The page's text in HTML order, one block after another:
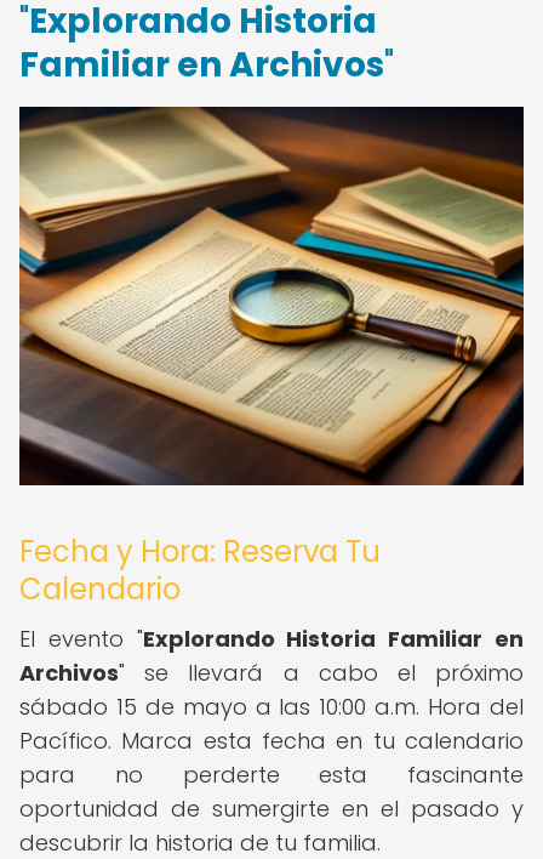
"Explorando Historia
Familiar en Archivos"
Fecha y Hora: Reserva Tu
Calendario
El evento "Explorando Historia Familiar en
Archivos" se llevará a cabo el próximo
sábado 15 de mayo a las 10:00 a.m. Hora del
Pacífico. Marca esta fecha en tu calendario
para no perderte esta fascinante
oportunidad de sumergirte en el pasado y
descubrir la historia de tu familia.